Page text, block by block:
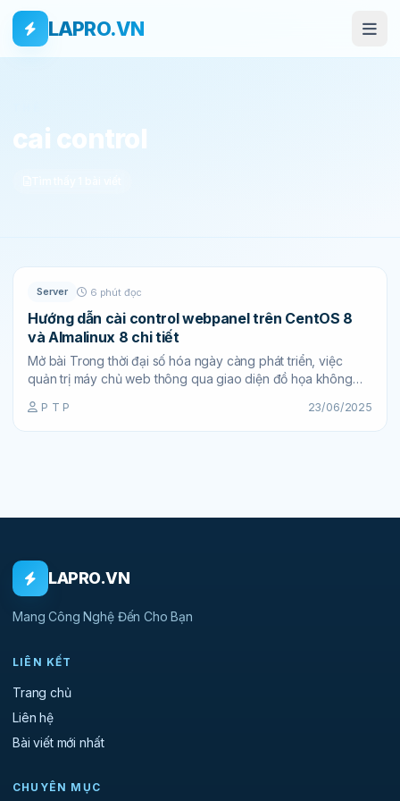
Skip to main content
Bỏ qua tới nội dung
LAPRO.VN
cai control
Server 6 phút đọc
Hướng dẫn cài control webpanel trên CentOS 8
và Almalinux 8 chi tiết
Mở bài Trong thời đại số hóa ngày càng phát triển, việc
quản trị máy chủ web thông qua giao diện đồ họa không
P T P 23/06/2025
LAPRO.VN
Mang Công Nghệ Đến Cho Bạn
LIÊN KẾT
Trang chủ
Liên hệ
Bài viết mới nhất
CHUYÊN MỤC